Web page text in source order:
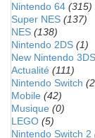
Nintendo 64 (315)
Super NES (137)
NES (138)
Nintendo 2DS (1)
New Nintendo 3DS
Actualité (111)
Nintendo Switch
Mobile (42)
Musique (0)
LEGO (5)
Nintendo Switch 2